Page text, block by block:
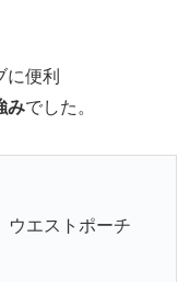
に便利
みでした。
ウエストポーチ